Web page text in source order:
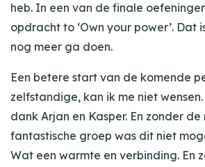
heb. In een van de finale
opdracht to ‘Own your power’. Dat
nog meer ga doen.
Een betere start van de komende
zelfstandige, kan ik me niet
dank Arjan en Kasper. En zonder
fantastische groep was dit niet
Wat een warmte en verbinding. En